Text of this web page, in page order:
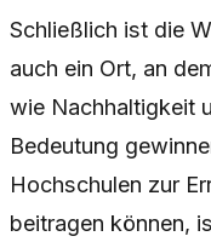
Schließlich ist die
auch ein Ort, an
wie Nachhaltigkeit
Bedeutung
Hochschulen zur
beitragen können,